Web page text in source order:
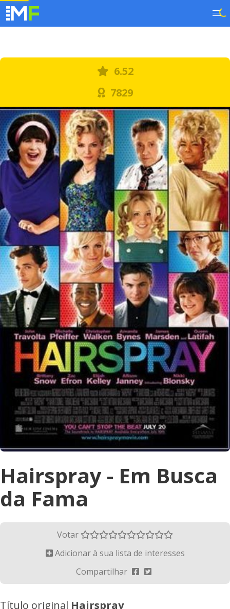
6.52
7829
Hairspray - Em Busca
da Fama
Votar
Adicionar à sua lista de interesses
Compartilhar
Título original Hairspray